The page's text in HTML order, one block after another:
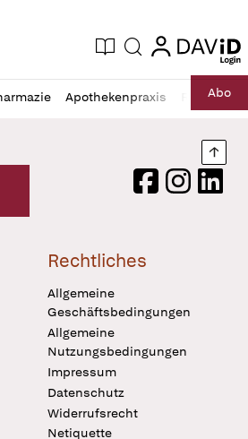
Zeitung
Aktuelle Ausgabe
Suche login
login
Apothekenpraxis RechtAbo
Verlag Logo
FacebookInstagram
Rechtliches
Allgemeine
Geschäftsbedingungen
Allgemeine
Nutzungsbedingungen
Impressum
Datenschutz
Widerrufsrecht
Netiquette